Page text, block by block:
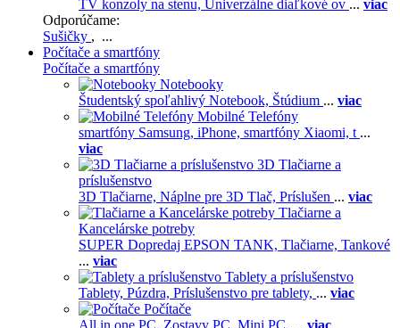
TV konzoly na stenu, Univerzálne diaľkové ov ... viac
Odporúčame:
Sušičky , ...
Počítače a smartfóny
Počítače a smartfóny
Notebooky
Študentský spoľahlivý Notebook, Štúdium ... viac
Mobilné Telefóny
smartfóny Samsung, iPhone, smartfóny Xiaomi, t ...
viac
3D Tlačiarne a
príslušenstvo
3D Tlačiarne, Náplne pre 3D Tlač, Príslušen ... viac
Tlačiarne a
Kancelárske potreby
SUPER Dopredaj EPSON TANK, Tlačiarne, Tankové
... viac
Tablety a príslušenstvo
Tablety, Púzdra, Príslušenstvo pre tablety, ... viac
Počítače
All in one PC, Zostavy PC, Mini PC, ... viac